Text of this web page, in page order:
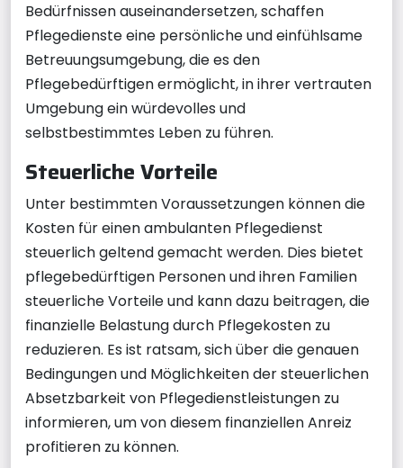
Bedürfnissen auseinandersetzen, schaffen
Pflegedienste eine persönliche und einfühlsame
Betreuungsumgebung, die es den
Pflegebedürftigen ermöglicht, in ihrer vertrauten
Umgebung ein würdevolles und
selbstbestimmtes Leben zu führen.
Steuerliche Vorteile
Unter bestimmten Voraussetzungen können die
Kosten für einen ambulanten Pflegedienst
steuerlich geltend gemacht werden. Dies bietet
pflegebedürftigen Personen und ihren Familien
steuerliche Vorteile und kann dazu beitragen, die
finanzielle Belastung durch Pflegekosten zu
reduzieren. Es ist ratsam, sich über die genauen
Bedingungen und Möglichkeiten der steuerlichen
Absetzbarkeit von Pflegedienstleistungen zu
informieren, um von diesem finanziellen Anreiz
profitieren zu können.